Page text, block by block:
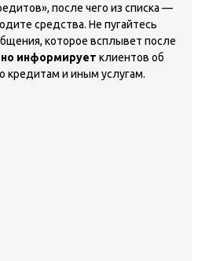
после чего из списка —
средства. Не пугайтесь
которое всплывет после
информирует клиентов об
кредитам и иным услугам.